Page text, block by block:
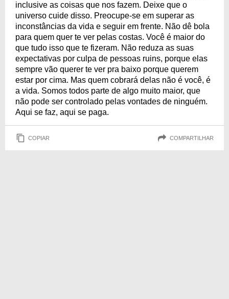
inclusive as coisas que nos fazem. Deixe que o
universo cuide disso. Preocupe-se em superar as
inconstâncias da vida e seguir em frente. Não dê bola
para quem quer te ver pelas costas. Você é maior do
que tudo isso que te fizeram. Não reduza as suas
expectativas por culpa de pessoas ruins, porque elas
sempre vão querer te ver pra baixo porque querem
estar por cima. Mas quem cobrará delas não é você, é
a vida. Somos todos parte de algo muito maior, que
não pode ser controlado pelas vontades de ninguém.
Aqui se faz, aqui se paga.
COPIAR COMPARTILHAR